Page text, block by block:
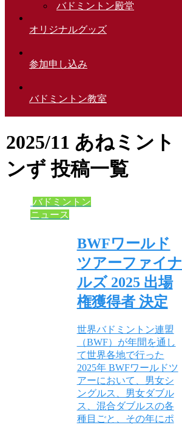
バドミントン殿堂
オリジナルグッズ
参加申し込み
バドミントン教室
2025/11 あねミント
ンず 投稿一覧
バドミントン
ニュース
BWFワールド
ツアーファイナ
ルズ 2025 出場
権獲得者 決定
世界バドミントン連盟
（BWF）が年間を通し
て世界各地で行った
2025年 BWFワールドツ
アーにおいて、男女シ
ングルス、男女ダブル
ス、混合ダブルスの各
種目ごと、その年にポ